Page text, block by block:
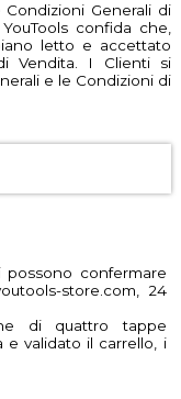
Generali di
confida che,
letto e accettato
Vendita. I Clienti si
e le Condizioni di
possono confermare
store.com, 24
di quattro tappe
e validato il carrello, i